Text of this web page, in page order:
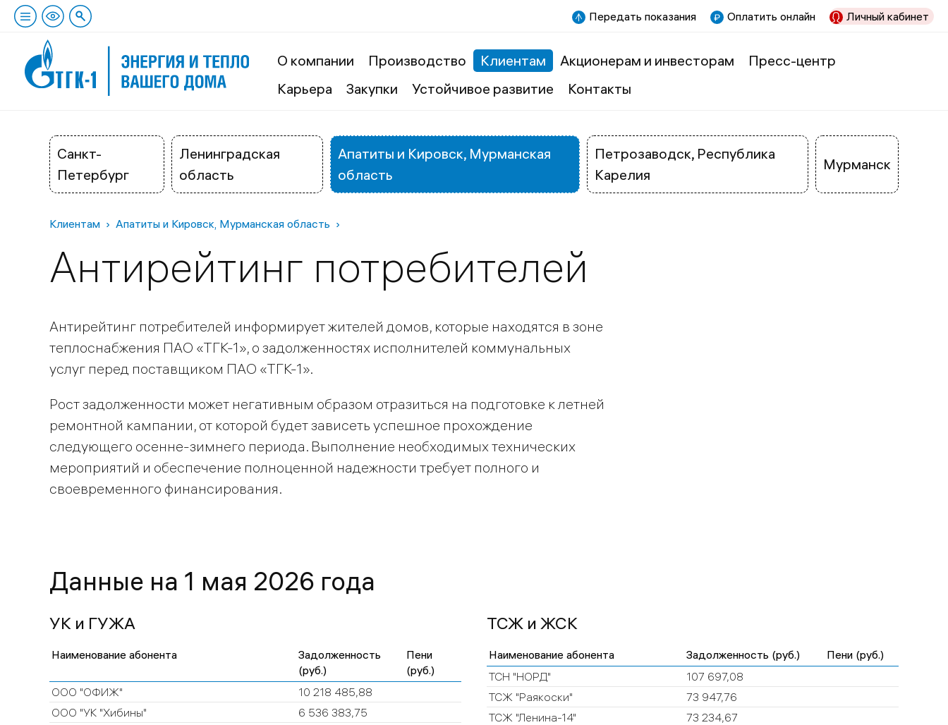
Передать показания Оплатить онлайн Личный кабинет
О компании Производство Клиентам Акционерам и инвесторам
Пресс-центр
Карьера
Закупки Устойчивое развитие Контакты
Санкт-
Петербург
Ленинградская
область
Апатиты и Кировск, Мурманская
область
Петрозаводск, Республика
Карелия
Мурманск
Клиентам Апатиты и Кировск, Мурманская область
Антирейтинг потребителей
Антирейтинг потребителей информирует жителей домов, которые находятся в зоне
теплоснабжения ПАО «ТГК-1», о задолженностях исполнителей коммунальных
услуг перед поставщиком ПАО «ТГК-1».
Рост задолженности может негативным образом отразиться на подготовке к летней
ремонтной кампании, от которой будет зависеть успешное прохождение
следующего осенне-зимнего периода. Выполнение необходимых технических
мероприятий и обеспечение полноценной надежности требует полного и
своевременного финансирования.
Данные на 1 мая 2026 года
УК и ГУЖА
Наименование абонента
Задолженность
(руб.)
Пени
(руб.)
ООО "ОФИЖ"
10 218 485,88
ООО "УК "Хибины"
6 536 383,75
ТСЖ и ЖСК
Наименование абонента Задолженность (руб.)
Пени (руб.)
ТСН "НОРД"
107 697,08
ТСЖ "Раякоски"
73 947,76
ТСЖ "Ленина-14"
73 234,67